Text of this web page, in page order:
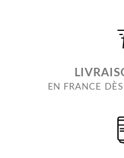
EN FRANCE